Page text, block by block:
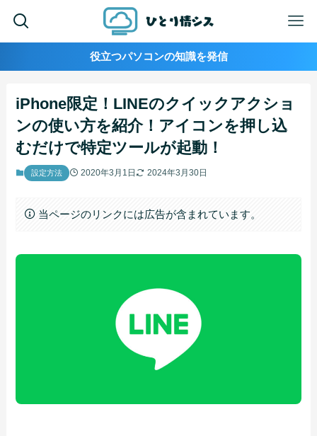
役立つパソコンの知識を発信
iPhone限定！LINEのクイックアクショ
ンの使い方を紹介！アイコンを押し込
むだけで特定ツールが起動！
設定方法 2020年3月1日 2024年3月30日
当ページのリンクには広告が含まれています。